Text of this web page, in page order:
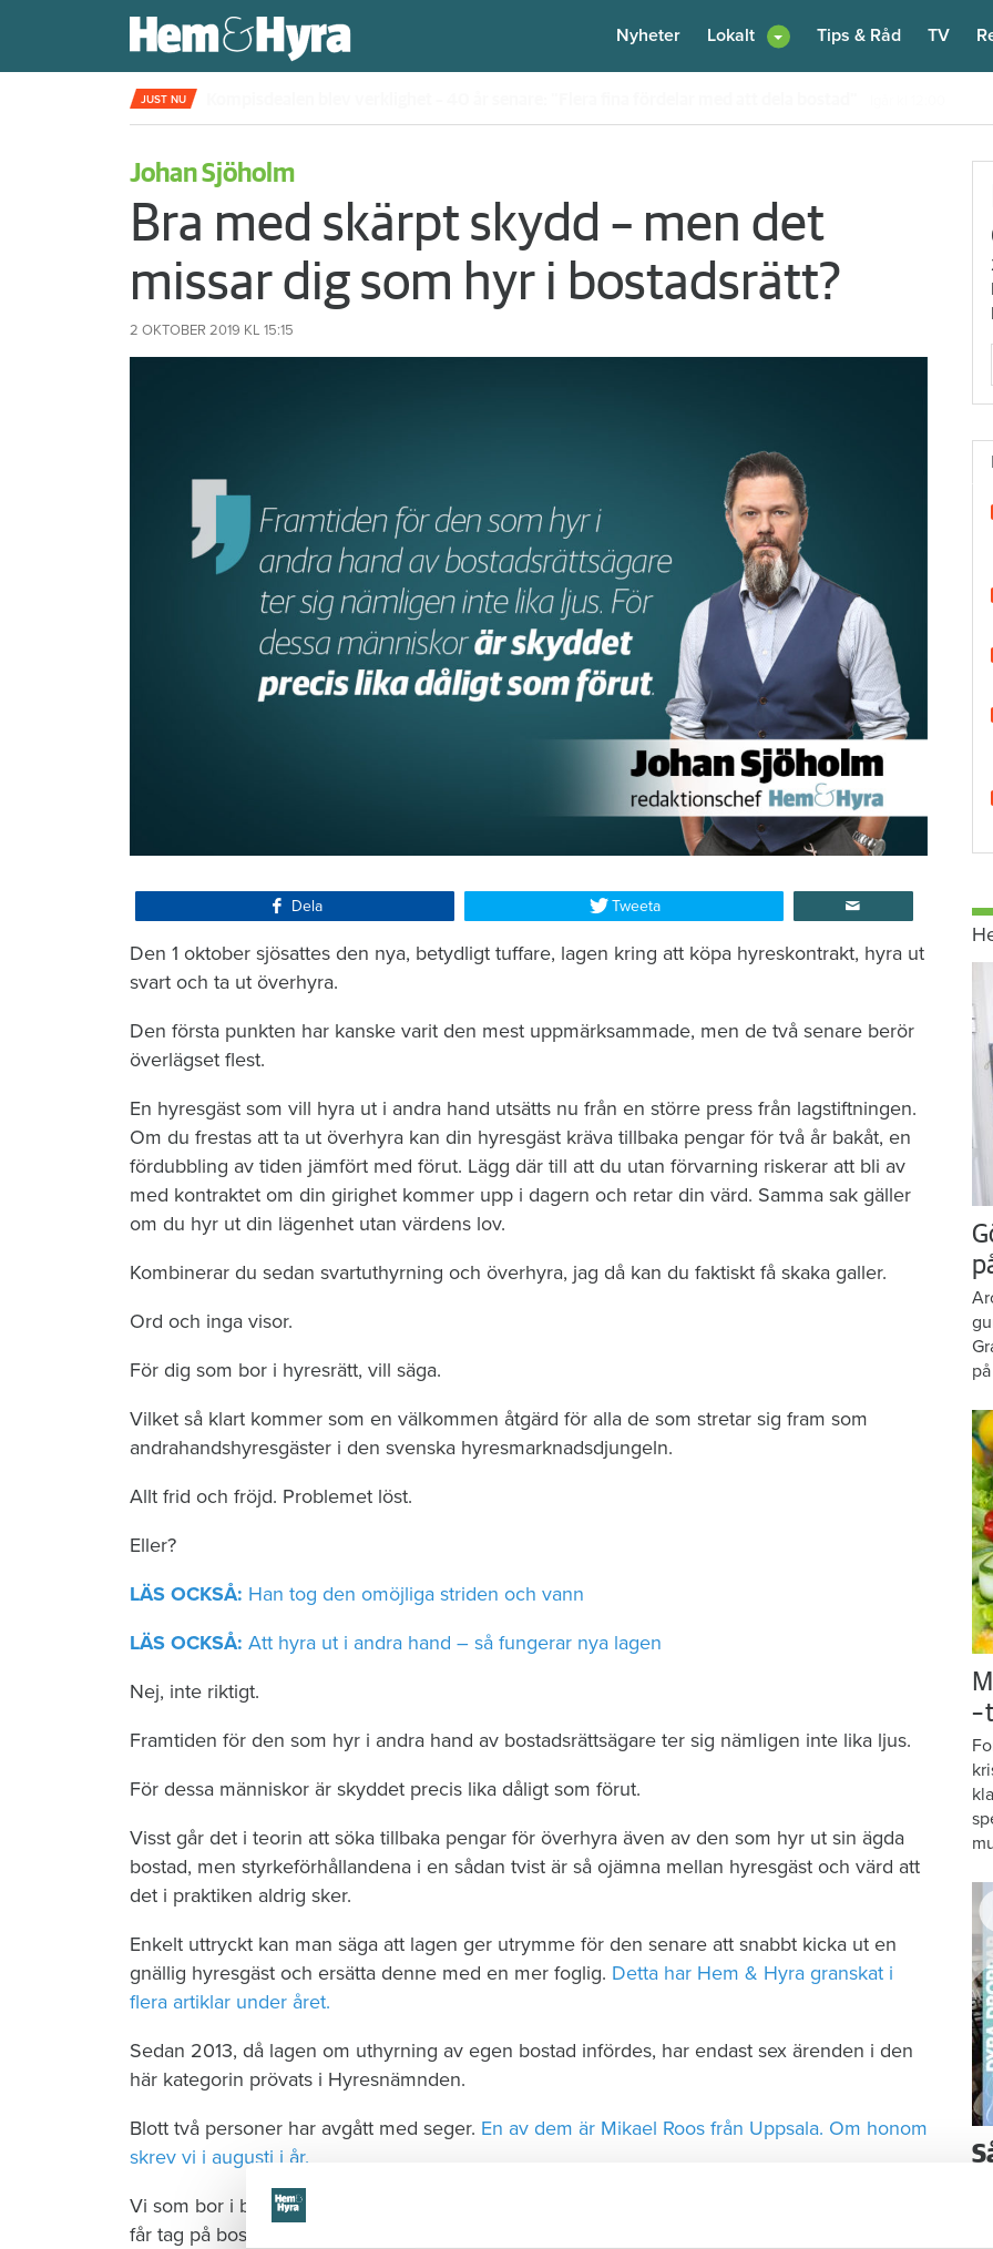
Nyheter Lokalt Tips & Råd TV
JUST NU
Johan Sjöholm
Bra med skärpt skydd – men det
missar dig som hyr i bostadsrätt?
2 OKTOBER 2019 KL 15:15
Dela Tweeta
Den 1 oktober sjösattes den nya, betydligt tuffare, lagen kring att köpa hyreskontrakt, hyra ut
svart och ta ut överhyra.
Den första punkten har kanske varit den mest uppmärksammade, men de två senare berör
överlägset flest.
En hyresgäst som vill hyra ut i andra hand utsätts nu från en större press från lagstiftningen.
Om du frestas att ta ut överhyra kan din hyresgäst kräva tillbaka pengar för två år bakåt, en
fördubbling av tiden jämfört med förut. Lägg där till att du utan förvarning riskerar att bli av
med kontraktet om din girighet kommer upp i dagern och retar din värd. Samma sak gäller
om du hyr ut din lägenhet utan värdens lov.
Kombinerar du sedan svartuthyrning och överhyra, jag då kan du faktiskt få skaka galler.
Ord och inga visor.
För dig som bor i hyresrätt, vill säga.
Vilket så klart kommer som en välkommen åtgärd för alla de som stretar sig fram som
andrahandshyresgäster i den svenska hyresmarknadsdjungeln.
Allt frid och fröjd. Problemet löst.
Eller?
LÄS OCKSÅ: Han tog den omöjliga striden och vann
LÄS OCKSÅ: Att hyra ut i andra hand – så fungerar nya lagen
Nej, inte riktigt.
Framtiden för den som hyr i andra hand av bostadsrättsägare ter sig nämligen inte lika ljus.
För dessa människor är skyddet precis lika dåligt som förut.
Visst går det i teorin att söka tillbaka pengar för överhyra även av den som hyr ut sin ägda
bostad, men styrkeförhållandena i en sådan tvist är så ojämna mellan hyresgäst och värd att
det i praktiken aldrig sker.
Enkelt uttryckt kan man säga att lagen ger utrymme för den senare att snabbt kicka ut en
gnällig hyresgäst och ersätta denne med en mer foglig. Detta har Hem & Hyra granskat i
flera artiklar under året.
Sedan 2013, då lagen om uthyrning av egen bostad infördes, har endast sex ärenden i den
här kategorin prövats i Hyresnämnden.
Blott två personer har avgått med seger. En av dem är Mikael Roos från Uppsala. Om honom
skrev vi i augusti i år.
Vi som bor i bostadsrätt och känner för att skinna någon student eller gästarbetare som inte
får tag på bostad på annat sätt, kan fortsätta att göra så tämligen riskfritt. Samtidigt som vi
–